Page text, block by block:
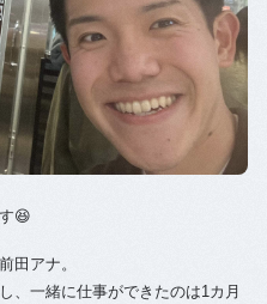
😆
田アナ。
、一緒に仕事ができたのは1カ月